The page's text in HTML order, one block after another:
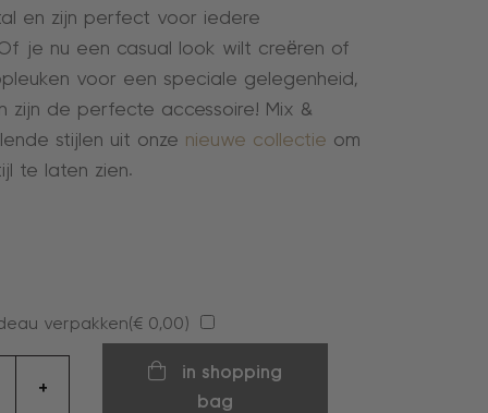
en zijn perfect voor iedere
je nu een casual look wilt creëren of
voor een speciale gelegenheid,
zijn de perfecte accessoire! Mix &
stijlen uit onze nieuwe collectie om
te laten zien.
verpakken(€ 0,00)
+
in shopping
bag